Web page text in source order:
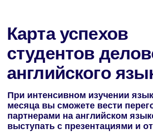
№Л035-01255-50/01630523
О школе
ИП Cавин Святослав Валерьевич
ОГРНИП 319508100328009
Бульвар имени Умберто Нобиле 1, Shera@labise.ru
Все права защищены
Деятельность организации
запрещена на территории РФ*